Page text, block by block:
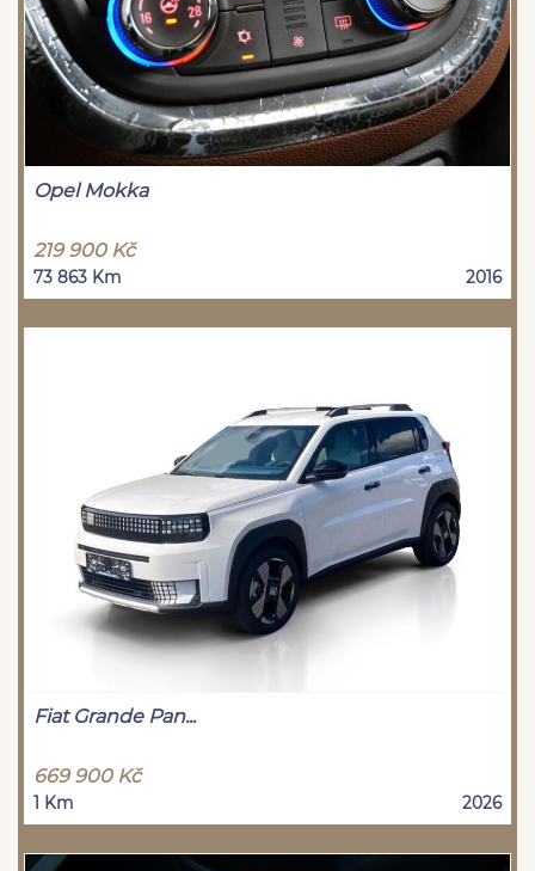
Opel Mokka
219 900 Kč
73 863 Km 2016
Fiat Grande Pan...
669 900 Kč
1 Km 2026